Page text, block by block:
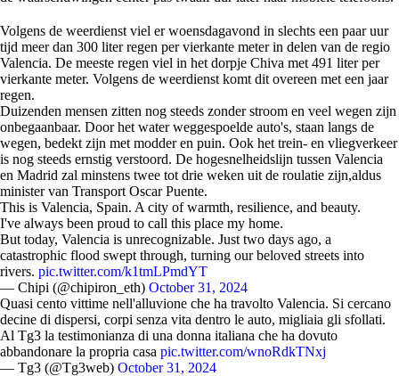
Volgens de weerdienst viel er woensdagavond in slechts een paar uur
tijd meer dan 300 liter regen per vierkante meter in delen van de regio
Valencia. De meeste regen viel in het dorpje Chiva met 491 liter per
vierkante meter. Volgens de weerdienst komt dit overeen met een jaar
regen.
Duizenden mensen zitten nog steeds zonder stroom en veel wegen zijn
onbegaanbaar. Door het water weggespoelde auto's, staan langs de
wegen, bedekt zijn met modder en puin. Ook het trein- en vliegverkeer
is nog steeds ernstig verstoord. De hogesnelheidslijn tussen Valencia
en Madrid zal minstens twee tot drie weken uit de roulatie zijn,aldus
minister van Transport Oscar Puente.
This is Valencia, Spain. A city of warmth, resilience, and beauty.
I've always been proud to call this place my home.
But today, Valencia is unrecognizable. Just two days ago, a
catastrophic flood swept through, turning our beloved streets into
rivers. pic.twitter.com/k1tmLPmdYT
— Chipi (@chipiron_eth) October 31, 2024
Quasi cento vittime nell'alluvione che ha travolto Valencia. Si cercano
decine di dispersi, corpi senza vita dentro le auto, migliaia gli sfollati.
Al Tg3 la testimonianza di una donna italiana che ha dovuto
abbandonare la propria casa pic.twitter.com/wnoRdkTNxj
— Tg3 (@Tg3web) October 31, 2024